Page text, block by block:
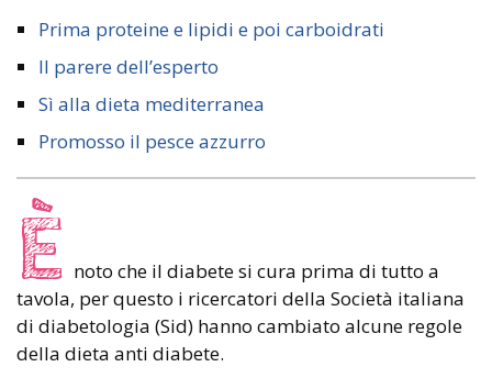
Prima proteine e lipidi e poi carboidrati
Il parere dell’esperto
Sì alla dieta mediterranea
Promosso il pesce azzurro
È noto che il diabete si cura prima di tutto a
tavola, per questo i ricercatori della Società italiana
di diabetologia (Sid) hanno cambiato alcune regole
della dieta anti diabete.